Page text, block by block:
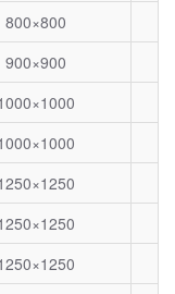
800×800
900×900